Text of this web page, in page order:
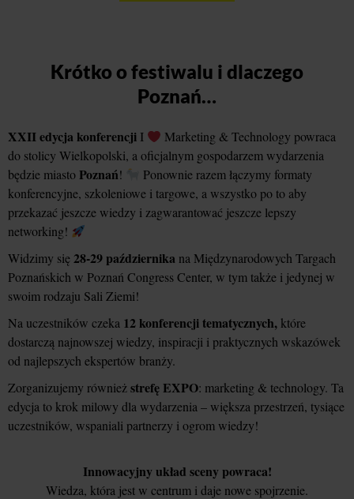
Krótko o festiwalu i dlaczego
Poznań…
XXII edycja konferencji I
Marketing & Technology powraca
do stolicy Wielkopolski, a oficjalnym gospodarzem wydarzenia
będzie miasto Poznań!
Ponownie razem łączymy formaty
konferencyjne, szkoleniowe i targowe, a wszystko po to aby
przekazać jeszcze wiedzy i zagwarantować jeszcze lepszy
networking!
Widzimy się28-29 października na Międzynarodowych Targach
Poznańskich w Poznań Congress Center, w tym także i jedynej w
swoim rodzaju Sali Ziemi!
Na uczestników czeka 12 konferencji tematycznych, które
dostarczą najnowszej wiedzy, inspiracji i praktycznych wskazówek
od najlepszych ekspertów branży.
Zorganizujemy równieżstrefę EXPO: marketing & technology. Ta
edycja to krok milowy dla wydarzenia – większa przestrzeń, tysiące
uczestników, wspaniali partnerzy i ogrom wiedzy!
Innowacyjny układ sceny powraca!
Wiedza, która jest w centrum i daje nowe spojrzenie.